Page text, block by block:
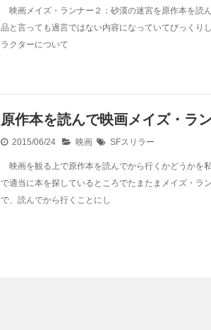
映画メイズ・ランナー２：砂漠の迷宮を原作本を読
品と言っても過言ではない内容になっていてびっく
ラクターについて
原作本を読んで映画メイズ・ラ
2015/06/24 映画 SFスリラー
映画を観る上で原作本を読んでから行くかどうかを
で適当に本を探しているところでたまたまメイズ・ラ
で、読んでから行くことにし